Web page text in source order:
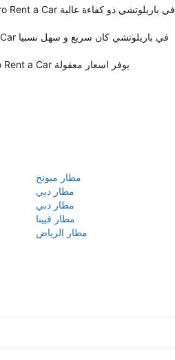
أخبرنا زبائننا أن موظفي KM Cero Rent a Car في باريلوتشي ذو كفاءة عالية
استلام سيارة KM Cero Rent a Car في باريلوتشي كان سريع و سهل نسبيا
وفق تقديرات العملاء , KM Cero Rent a Car يوفر اسعار معقولة
مطار ميونخ
مطار دبي
مطار دبي
مطار فيينا
مطار الرياض